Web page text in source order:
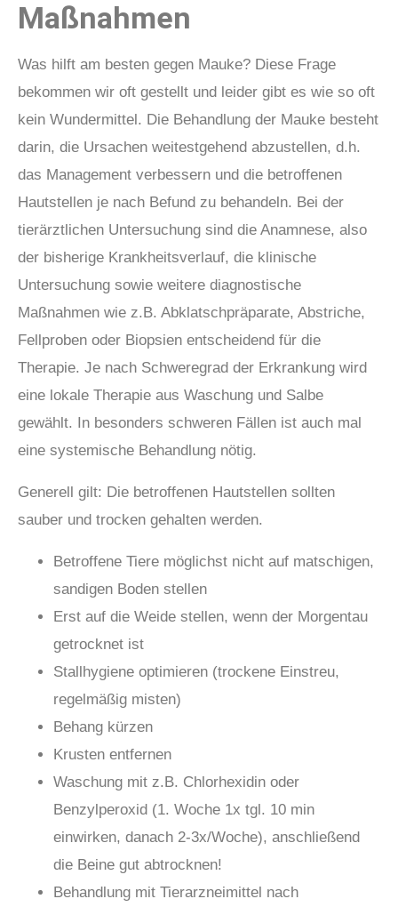
Maßnahmen
Was hilft am besten gegen Mauke? Diese Frage
bekommen wir oft gestellt und leider gibt es wie so oft
kein Wundermittel. Die Behandlung der Mauke besteht
darin, die Ursachen weitestgehend abzustellen, d.h.
das Management verbessern und die betroffenen
Hautstellen je nach Befund zu behandeln. Bei der
tierärztlichen Untersuchung sind die Anamnese, also
der bisherige Krankheitsverlauf, die klinische
Untersuchung sowie weitere diagnostische
Maßnahmen wie z.B. Abklatschpräparate, Abstriche,
Fellproben oder Biopsien entscheidend für die
Therapie. Je nach Schweregrad der Erkrankung wird
eine lokale Therapie aus Waschung und Salbe
gewählt. In besonders schweren Fällen ist auch mal
eine systemische Behandlung nötig.
Generell gilt: Die betroffenen Hautstellen sollten
sauber und trocken gehalten werden.
Betroffene Tiere möglichst nicht auf matschigen,
sandigen Boden stellen
Erst auf die Weide stellen, wenn der Morgentau
getrocknet ist
Stallhygiene optimieren (trockene Einstreu,
regelmäßig misten)
Behang kürzen
Krusten entfernen
Waschung mit z.B. Chlorhexidin oder
Benzylperoxid (1. Woche 1x tgl. 10 min
einwirken, danach 2-3x/Woche), anschließend
die Beine gut abtrocknen!
Behandlung mit Tierarzneimittel nach